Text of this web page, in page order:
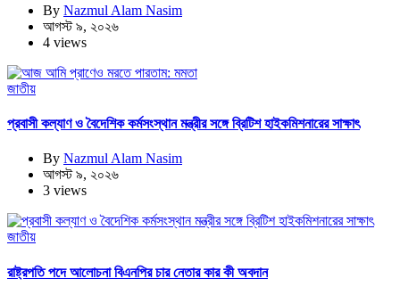
By Nazmul Alam Nasim
আগস্ট ৯, ২০২৬
4 views
জাতীয়
প্রবাসী কল্যাণ ও বৈদেশিক কর্মসংস্থান মন্ত্রীর সঙ্গে ব্রিটিশ হাইকমিশনারের সাক্ষাৎ
By Nazmul Alam Nasim
আগস্ট ৯, ২০২৬
3 views
জাতীয়
রাষ্ট্রপতি পদে আলোচনা বিএনপির চার নেতার কার কী অবদান